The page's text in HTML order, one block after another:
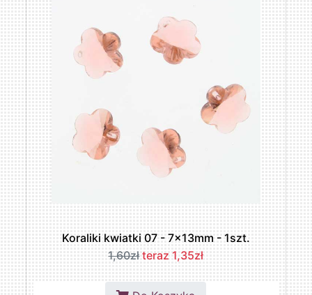
Koraliki kwiatki 07 - 7x13mm - 1szt.
1,60zł teraz 1,35zł